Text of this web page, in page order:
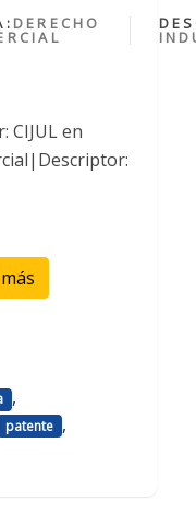
DERECHO
CIJUL en
,
patente ,